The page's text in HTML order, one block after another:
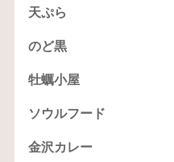
天ぷら
のど黒
牡蠣小屋
ソウルフード
金沢カレー